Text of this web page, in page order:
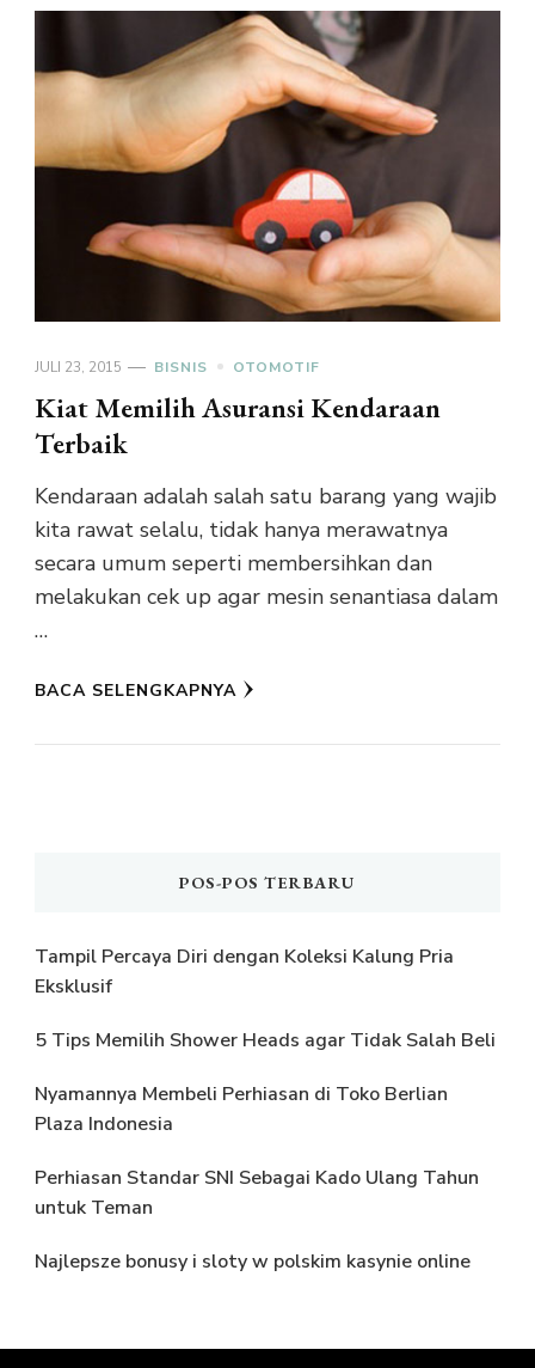
JULI 23, 2015 BISNIS OTOMOTIF
Kiat Memilih Asuransi Kendaraan
Terbaik
Kendaraan adalah salah satu barang yang wajib
kita rawat selalu, tidak hanya merawatnya
secara umum seperti membersihkan dan
melakukan cek up agar mesin senantiasa dalam
…
BACA SELENGKAPNYA
POS-POS TERBARU
Tampil Percaya Diri dengan Koleksi Kalung Pria
Eksklusif
5 Tips Memilih Shower Heads agar Tidak Salah Beli
Nyamannya Membeli Perhiasan di Toko Berlian
Plaza Indonesia
Perhiasan Standar SNI Sebagai Kado Ulang Tahun
untuk Teman
Najlepsze bonusy i sloty w polskim kasynie online